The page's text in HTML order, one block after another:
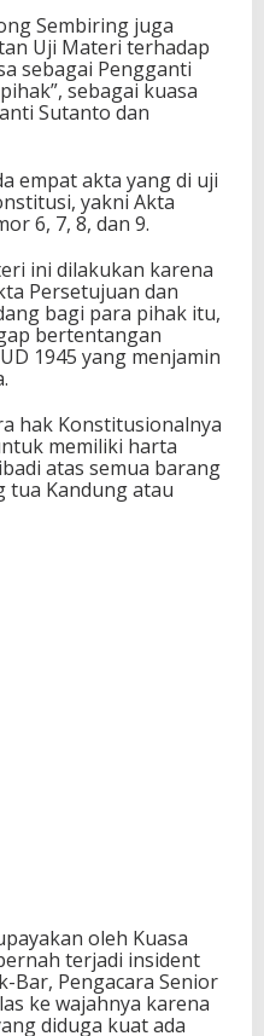
Sembiring juga
Uji Materi terhadap
sebagai Pengganti
sebagai kuasa
Sutanto dan
empat akta yang di uji
yakni Akta
6, 7, 8, dan 9.
ini dilakukan karena
Persetujuan dan
bagi para pihak itu,
bertentangan
1945 yang menjamin
hak Konstitusionalnya
memiliki harta
atas semua barang
tua Kandung atau
oleh Kuasa
terjadi insident
Bar, Pengacara Senior
ke wajahnya karena
diduga kuat ada